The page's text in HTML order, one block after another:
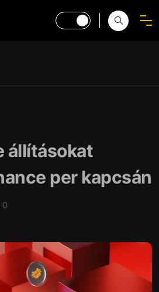
állításokat
per kapcsán
0